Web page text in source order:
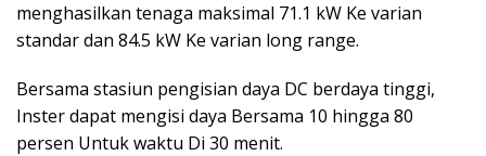
menghasilkan tenaga maksimal 71.1 kW Ke varian
standar dan 84.5 kW Ke varian long range.
Bersama stasiun pengisian daya DC berdaya tinggi,
Inster dapat mengisi daya Bersama 10 hingga 80
persen Untuk waktu Di 30 menit.